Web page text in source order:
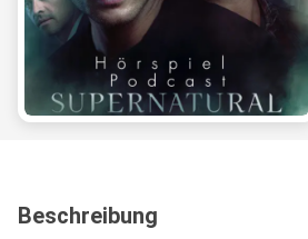
Beschreibung